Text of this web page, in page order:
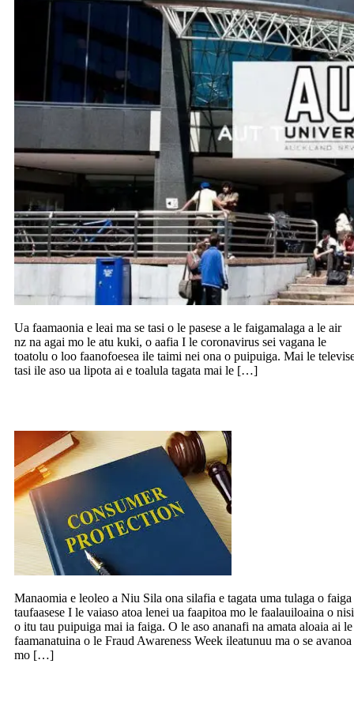
Ua faamaonia e leai ma se tasi o le pasese a le faigamalaga a le air
nz na agai mo le atu kuki, o aafia I le coronavirus sei vagana le
toatolu o loo faanofoesea ile taimi nei ona o puipuiga. Mai le
tasi ile aso ua lipota ai e toalula tagata mai le […]
Manaomia e leoleo a Niu Sila ona silafia e tagata uma tulaga o faiga
taufaasese I le vaiaso atoa lenei ua faapitoa mo le faalauiloaina o nisi
o itu tau puipuiga mai ia faiga. O le aso ananafi na amata aloaia ai le
faamanatuina o le Fraud Awareness Week ileatunuu ma o se avanoa
mo […]